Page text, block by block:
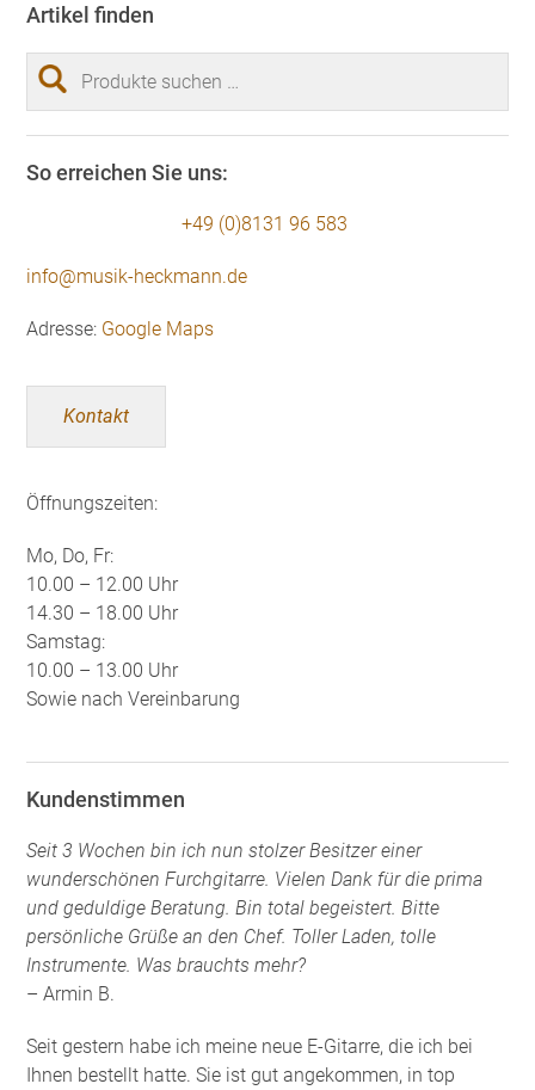
Artikel finden
Suchen
nach:
So erreichen Sie uns:
+49 (0)8131 96 583
info@musik-heckmann.de
Adresse: Google Maps
Kontakt
Öffnungszeiten:
Mo, Do, Fr:
10.00 – 12.00 Uhr
14.30 – 18.00 Uhr
Samstag:
10.00 – 13.00 Uhr
Sowie nach Vereinbarung
Kundenstimmen
Seit 3 Wochen bin ich nun stolzer Besitzer einer
wunderschönen Furchgitarre. Vielen Dank für die prima
und geduldige Beratung. Bin total begeistert. Bitte
persönliche Grüße an den Chef. Toller Laden, tolle
Instrumente. Was brauchts mehr?
– Armin B.
Seit gestern habe ich meine neue E-Gitarre, die ich bei
Ihnen bestellt hatte. Sie ist gut angekommen, in top